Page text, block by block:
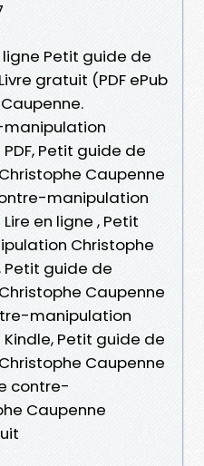
Petit guide de
gratuit (PDF ePub
Petit guide de
Caupenne
manipulation
en ligne , Petit
Christophe
Petit guide de
Caupenne
manipulation
Petit guide de
Caupenne
contre-
Caupenne